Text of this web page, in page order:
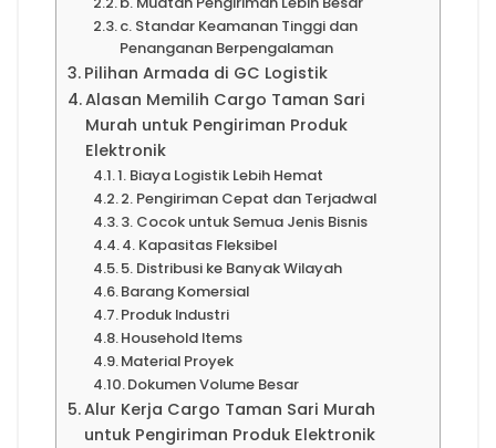
c. Standar Keamanan Tinggi dan
Penanganan Berpengalaman
Pilihan Armada di GC Logistik
Alasan Memilih Cargo Taman Sari
Murah untuk Pengiriman Produk
Elektronik
1. Biaya Logistik Lebih Hemat
2. Pengiriman Cepat dan Terjadwal
3. Cocok untuk Semua Jenis Bisnis
4. Kapasitas Fleksibel
5. Distribusi ke Banyak Wilayah
Barang Komersial
Produk Industri
Household Items
Material Proyek
Dokumen Volume Besar
Alur Kerja Cargo Taman Sari Murah
untuk Pengiriman Produk Elektronik